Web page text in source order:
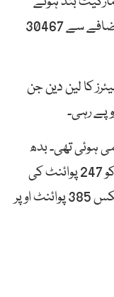
سے قبل 100 اندیکس252 پوائنٹ کے اضافے سے 30467
مارکیٹ میں آج 38,343,750 شیئرز کا لین دین جن
پوائنٹ کی کمی ہوئی تھی۔ بدھ
کے روز 435 پوائنٹ کا اضافہ ہوا، منگل کو 247 پوائنٹ کی
کمی اور کاروباری ہفتے کے پہلے روز انڈیکس 385 پوائنٹ اوپر